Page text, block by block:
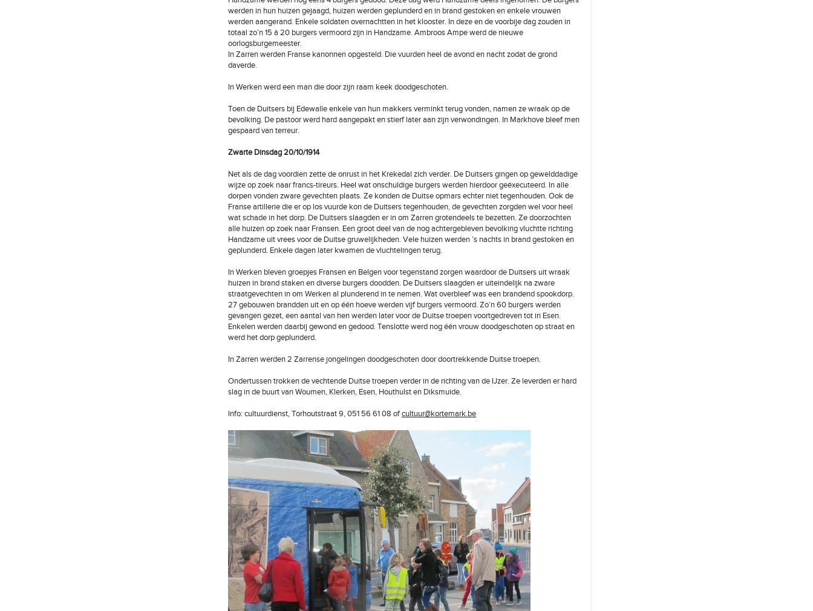
werden in hun huizen gejaagd, huizen werden geplunderd en in brand gestoken en enkele vrouwen
werden aangerand. Enkele soldaten overnachtten in het klooster. In deze en de voorbije dag zouden in
totaal zo’n 15 à 20 burgers vermoord zijn in Handzame. Ambroos Ampe werd de nieuwe
oorlogsburgemeester.
In Zarren werden Franse kanonnen opgesteld. Die vuurden heel de avond en nacht zodat de grond
daverde.
In Werken werd een man die door zijn raam keek doodgeschoten.
Toen de Duitsers bij Edewalle enkele van hun makkers verminkt terug vonden, namen ze wraak op de
bevolking. De pastoor werd hard aangepakt en stierf later aan zijn verwondingen. In Markhove bleef men
gespaard van terreur.
Zwarte Dinsdag 20/10/1914
Net als de dag voordien zette de onrust in het Krekedal zich verder. De Duitsers gingen op gewelddadige
wijze op zoek naar francs-tireurs. Heel wat onschuldige burgers werden hierdoor geëxecuteerd. In alle
dorpen vonden zware gevechten plaats. Ze konden de Duitse opmars echter niet tegenhouden. Ook de
Franse artillerie die er op los vuurde kon de Duitsers tegenhouden, de gevechten zorgden wel voor heel
wat schade in het dorp. De Duitsers slaagden er in om Zarren grotendeels te bezetten. Ze doorzochten
alle huizen op zoek naar Fransen. Een groot deel van de nog achtergebleven bevolking vluchtte richting
Handzame uit vrees voor de Duitse gruwelijkheden. Vele huizen werden ’s nachts in brand gestoken en
geplunderd. Enkele dagen later kwamen de vluchtelingen terug.
In Werken bleven groepjes Fransen en Belgen voor tegenstand zorgen waardoor de Duitsers uit wraak
huizen in brand staken en diverse burgers doodden. De Duitsers slaagden er uiteindelijk na zware
straatgevechten in om Werken al plunderend in te nemen. Wat overbleef was een brandend spookdorp.
27 gebouwen brandden uit en op één hoeve werden vijf burgers vermoord. Zo’n 60 burgers werden
gevangen gezet, een aantal van hen werden later voor de Duitse troepen voortgedreven tot in Esen.
Enkelen werden daarbij gewond en gedood. Tenslotte werd nog één vrouw doodgeschoten op straat en
werd het dorp geplunderd.
In Zarren werden 2 Zarrense jongelingen doodgeschoten door doortrekkende Duitse troepen.
Ondertussen trokken de vechtende Duitse troepen verder in de richting van de IJzer. Ze leverden er hard
slag in de buurt van Woumen, Klerken, Esen, Houthulst en Diksmuide.
Info: cultuurdienst, Torhoutstraat 9, 051 56 61 08 ofcultuur@kortemark.be